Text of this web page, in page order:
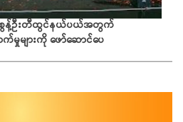
င့် စွန့်ဦးတီထွင်နယ်ပယ်အတွက်
မှုများကို ဖော်ဆောင်ပေ